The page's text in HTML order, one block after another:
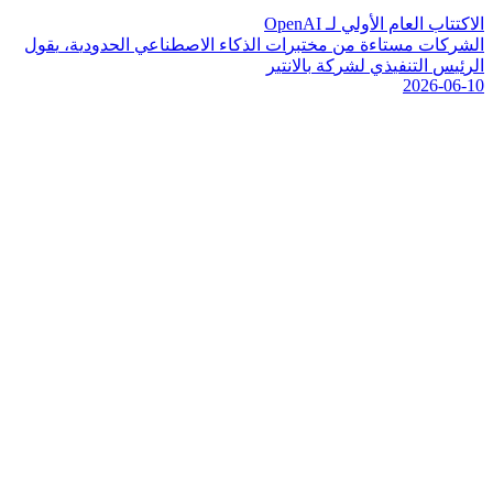
الاكتتاب العام الأولي لـ OpenAI
لشر كات مستاءة من مختبر ت لذكاء لصطناعي لحدودية، يقول
لر ئيس لتنفيذي لشر كة بالنتير
2026-06-10